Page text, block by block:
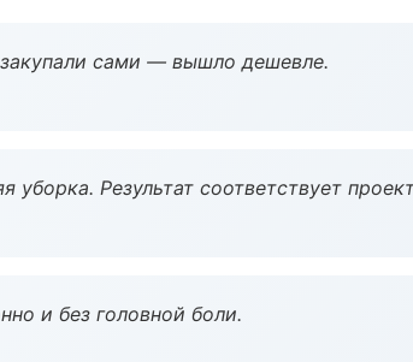
сами — вышло дешевле.
уборка. Результат соответствует
и без головной боли.